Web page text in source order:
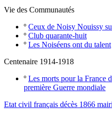
Vie des Communautés
º Ceux de Noisy Nouissy
º Club quarante-huit
º Les Noiséens ont du talent
Centenaire 1914-1918
º Les morts pour la France
première Guerre mondiale
Etat civil français décès 1866